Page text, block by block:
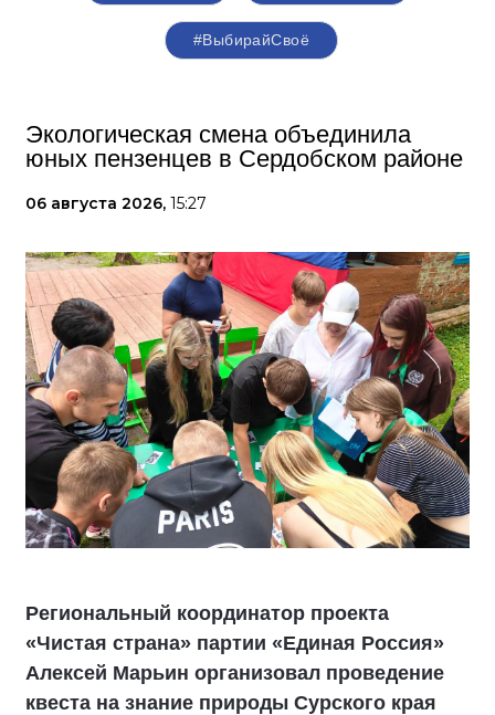
#ВыбирайСвоё
Экологическая смена объединила
юных пензенцев в Сердобском районе
06 августа 2026, 15:27
Региональный координатор проекта
«Чистая страна» партии «Единая Россия»
Алексей Марьин организовал проведение
квеста на знание природы Сурского края